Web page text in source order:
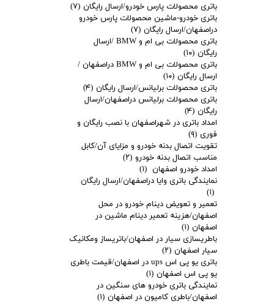
باتری محصولات پارس خودرو/ارسال رایگان (۷)
باتری خودرو-ماشین محصولات پارس خودرو
دراصفهان/ارسال رایگان (۷)
باتری محصولات بی ام و BMW /ارسال
رایگان (۱۰)
باتری محصولات بی ام و BMW دراصفهان /
ارسال رایگان (۱۰)
باتری محصولات برلیانس/ارسال رایگان (۴)
باتری محصولات برلیانس دراصفهان/ارسال
رایگان (۴)
امداد باتری در شهراصفهان با نصب رایگان و
فوری (۹)
تقویت اتصال بدنه خودرو و مزایای آن/کابل
مناسب اتصال بدنه خودرو (۲)
امداد خودرو اصفهان (۱)
نمایندگی باتری وایا دراصفهان/ارسال رایگان
(۱)
تعمیر و تعویض دینام خودرو در محل
اصفهان/هزینه تعمیر دینام ماشین در
اصفهان (۱)
باطریسازی سیار در اصفهان/باتریساز ومکانیک
سیار اصفهان (۲)
باتری یو پی اس ups در اصفهان/قیمت باطری
یو پی اس اصفهان (۱)
نمایندگی باتری خودرو های سنگین در
اصفهان/باطری کامیون در اصفهان (۱)